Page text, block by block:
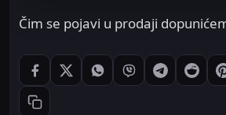
Čim se pojavi u prodaji
Podeli: Facebook
Podeli: XPodeli: WhatsApp
Podeli: Viber
Podeli:
Kopiraj link